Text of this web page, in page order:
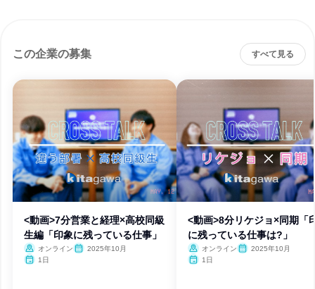
この企業の募集 すべて見る
<動画>7分営業と経理×高校同級
生編「印象に残っている仕事」
オンライン
2025年10月
1日
<動画>8分リケジョ×同期「
に残っている仕事は?」
オンライン
2025年10月
1日